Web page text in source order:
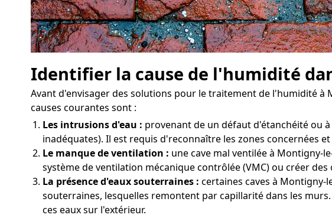
Identifier la cause de l'humidité
Avant d'envisager des solutions pour le traitement de l'humidité à
causes courantes sont :
Les intrusions d'eau : provenant de un défaut d'étanchéité ou
inadéquates). Il est requis d'reconnaître les zones concernées
Le manque de ventilation : une cave mal ventilée à Montigny-
système de ventilation mécanique contrôlée (VMC) ou créer
La présence d'eaux souterraines : certaines caves à Montigny-
souterraines, lesquelles remontent par capillarité dans les
ces eaux sur l'extérieur.